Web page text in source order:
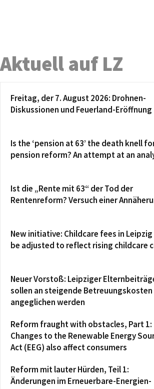
Aktuell auf LZ
Freitag, der 7. August 2026: Drohnen-
Diskussionen und Feuerland-Eröffnung
Is the ‘pension at 63’ the death knell
pension reform? An attempt at an
Ist die „Rente mit 63“ der Tod der
Rentenreform? Versuch einer
New initiative: Childcare fees in
be adjusted to reflect rising childcare
Neuer Vorstoß: Leipziger
sollen an steigende Betreuungskosten
angeglichen werden
Reform fraught with obstacles, Part 1:
Changes to the Renewable Energy
Act (EEG) also affect consumers
Reform mit lauter Hürden, Teil 1:
Änderungen im Erneuerbare-Energien-